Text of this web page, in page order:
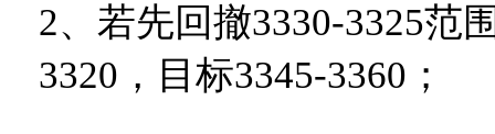
2、若先回撤3330-3325范
3320，目标3345-3360；